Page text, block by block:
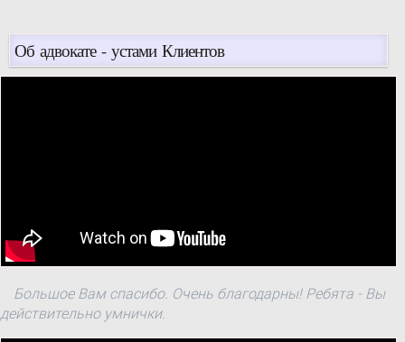
Об адвокате - устами Клиентов
Большое Вам спасибо. Очень благодарны! Ребята - Вы
действительно умнички.